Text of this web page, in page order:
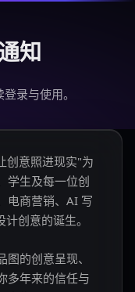
知
录与使用。
创意照进现实"为
学生及每一位创
电商营销、AI 写
创意的诞生。
的创意呈现、
多年来的信任与